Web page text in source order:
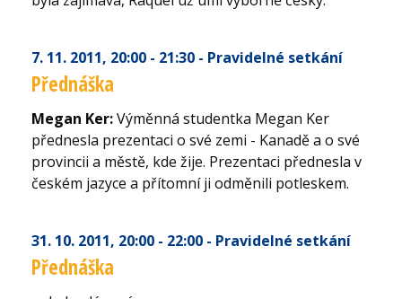
7. 11. 2011, 20:00 - 21:30 - Pravidelné setkání
Přednáška
Megan Ker:Výměnná studentka Megan Ker
přednesla prezentaci o své zemi - Kanadě a o své
provincii a městě, kde žije. Prezentaci přednesla v
českém jazyce a přítomní ji odměnili potleskem.
31. 10. 2011, 20:00 - 22:00 - Pravidelné setkání
Přednáška